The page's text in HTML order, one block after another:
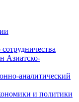
Азиатско-
аналитический
и политики